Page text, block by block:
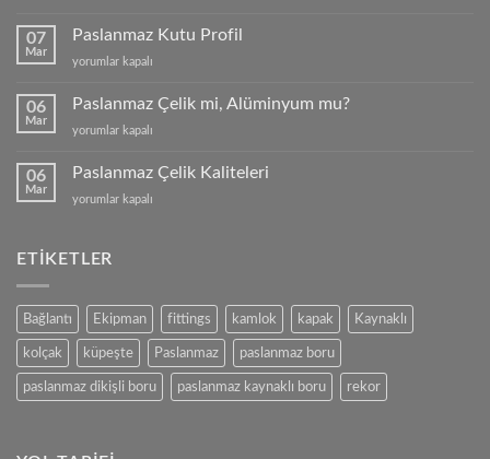
Fiyatları
07
Mar
Paslanmaz Kutu Profil
Paslanmaz
Profil
yorumlar kapalı
06
Mar
Paslanmaz Çelik mi, Alüminyum mu?
Paslanmaz
mi,
mu?
yorumlar kapalı
06
Mar
Paslanmaz Çelik Kaliteleri
Paslanmaz
için
yorumlar kapalı
ETIKETLER
Bağlantı Ekipman fittings kamlok kapak Kaynaklı
kolçak küpeşte Paslanmaz paslanmaz boru
paslanmaz dikişli boru paslanmaz kaynaklı boru rekor